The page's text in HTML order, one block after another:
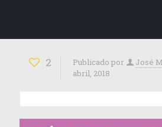
2 Publicado por José
abril, 2018